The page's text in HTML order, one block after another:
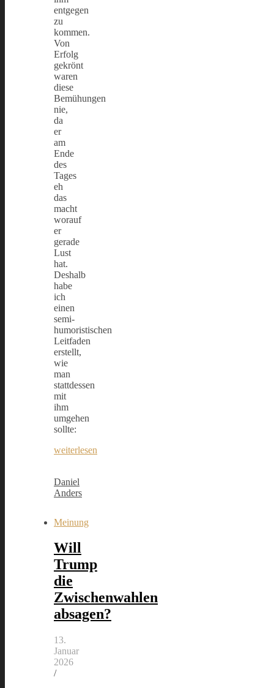
entgegen
zu
kommen.
Von
Erfolg
gekrönt
waren
diese
Bemühungen
nie,
da
er
am
Ende
des
Tages
eh
das
macht
worauf
er
gerade
Lust
hat.
Deshalb
habe
ich
einen
semi-
humoristischen
Leitfaden
erstellt,
wie
man
stattdessen
mit
ihm
umgehen
sollte:
weiterlesen
Daniel
Anders
Meinung
Will
Trump
die
Zwischenwahlen
absagen?
13.
Januar
2026
/